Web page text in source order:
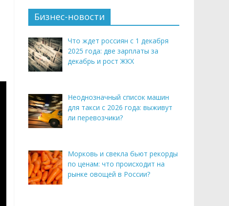
Бизнес-новости
Что ждет россиян с 1 декабря
2025 года: две зарплаты за
декабрь и рост ЖКХ
Неоднозначный список машин
для такси с 2026 года: выживут
ли перевозчики?
Морковь и свекла бьют рекорды
по ценам: что происходит на
рынке овощей в России?